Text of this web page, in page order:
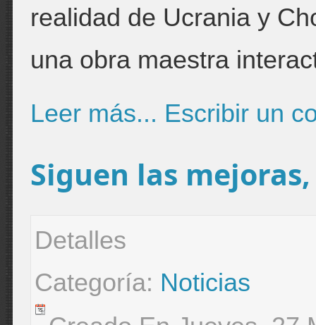
realidad de Ucrania y
una obra maestra
Leer más... Escribir un
Siguen las
Detalles
Categoría: Noticias